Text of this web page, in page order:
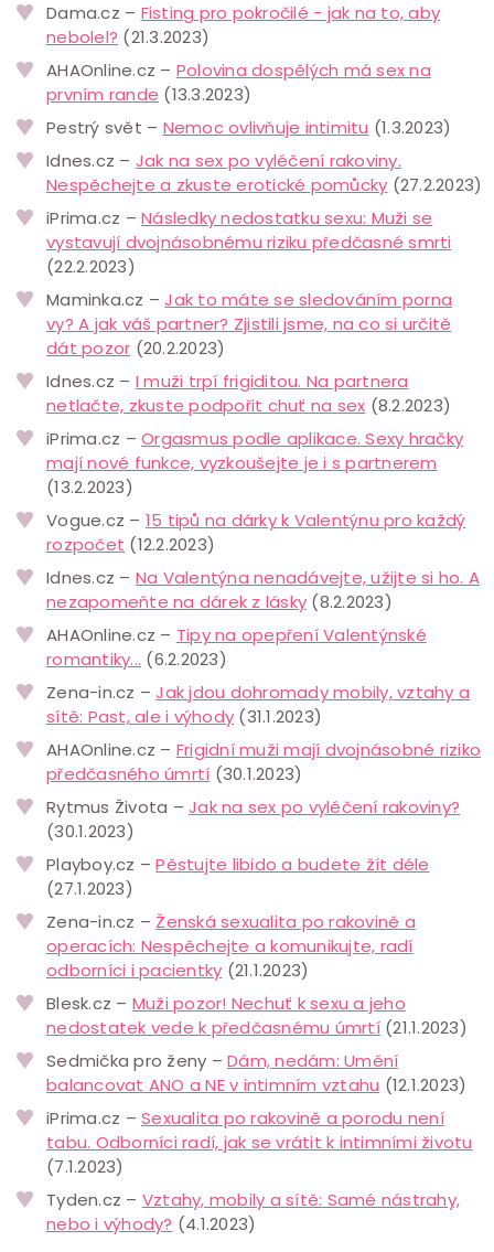
Dama.cz – Fisting pro pokročilé - jak na to, aby
nebolel? (21.3.2023)
AHAOnline.cz – Polovina dospělých má sex na
prvním rande (13.3.2023)
Pestrý svět – Nemoc ovlivňuje intimitu (1.3.2023)
Idnes.cz – Jak na sex po vyléčení rakoviny.
Nespěchejte a zkuste erotické pomůcky (27.2.2023)
iPrima.cz – Následky nedostatku sexu: Muži se
vystavují dvojnásobnému riziku předčasné smrti
(22.2.2023)
Maminka.cz –Jak to máte se sledováním porna
vy? A jak váš partner? Zjistili jsme, na co si určitě
dát pozor (20.2.2023)
Idnes.cz – I muži trpí frigiditou. Na partnera
netlačte, zkuste podpořit chuť na sex (8.2.2023)
iPrima.cz – Orgasmus podle aplikace. Sexy hračky
mají nové funkce, vyzkoušejte je i s partnerem
(13.2.2023)
Vogue.cz – 15 tipů na dárky k Valentýnu pro každý
rozpočet (12.2.2023)
Idnes.cz – Na Valentýna nenadávejte, užijte si ho. A
nezapomeňte na dárek z lásky (8.2.2023)
AHAOnline.cz – Tipy na opepření Valentýnské
romantiky... (6.2.2023)
Zena-in.cz –Jak jdou dohromady mobily, vztahy a
sítě: Past, ale i výhody (31.1.2023)
AHAOnline.cz – Frigidní muži mají dvojnásobné riziko
předčasného úmrtí (30.1.2023)
Rytmus Života – Jak na sex po vyléčení rakoviny?
(30.1.2023)
Playboy.cz –Pěstujte libido a budete žít déle
(27.1.2023)
Zena-in.cz – Ženská sexualita po rakovině a
operacích: Nespěchejte a komunikujte, radí
odborníci i pacientky (21.1.2023)
Blesk.cz – Muži pozor! Nechuť k sexu a jeho
nedostatek vede k předčasnému úmrtí(21.1.2023)
Sedmička pro ženy – Dám, nedám: Umění
balancovat ANO a NE v intimním vztahu (12.1.2023)
iPrima.cz – Sexualita po rakovině a porodu není
tabu. Odborníci radí, jak se vrátit k intimními životu
(7.1.2023)
Tyden.cz – Vztahy, mobily a sítě: Samé nástrahy,
nebo i výhody? (4.1.2023)